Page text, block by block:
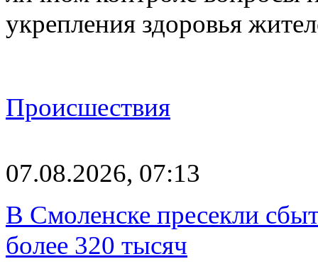
укрепления здоровья
Происшествия
07.08.2026, 07:13
В Смоленске пресекли
более 320 тысяч